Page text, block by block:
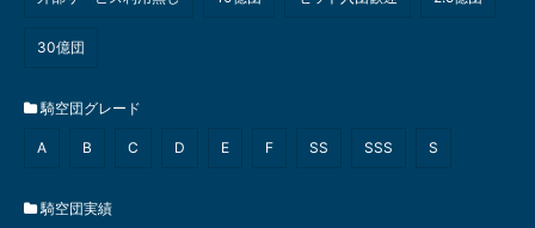
30億団
騎空団グレード
A B C D E F SS SSS S
騎空団実績